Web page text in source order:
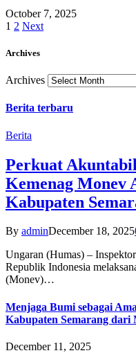
October 7, 2025
1 2 Next
Archives
Archives
Berita terbaru
Berita
Perkuat
Kemenag Monev
Kabupaten
By adminDecember 18, 2025
Ungaran (Humas) –
Republik Indonesia
(Monev)…
Menjaga Bumi sebagai
Kabupaten Semarang dari
December 11, 2025